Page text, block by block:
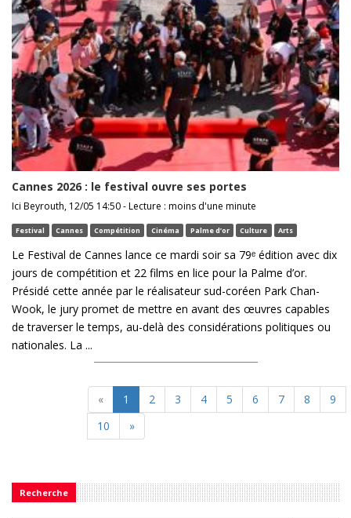
Cannes 2026 : le festival ouvre ses portes
Ici Beyrouth, 12/05 14:50 - Lecture : moins d'une minute
Festival Cannes Compétition Cinéma Palme d’or Culture Arts
Le Festival de Cannes lance ce mardi soir sa 79ᵉ édition avec dix
jours de compétition et 22 films en lice pour la Palme d’or.
Présidé cette année par le réalisateur sud-coréen Park Chan-
Wook, le jury promet de mettre en avant des œuvres capables
de traverser le temps, au-delà des considérations politiques ou
nationales. La ...
« 1 2 3 4 5 6 7 8
9
10
»
Recherche